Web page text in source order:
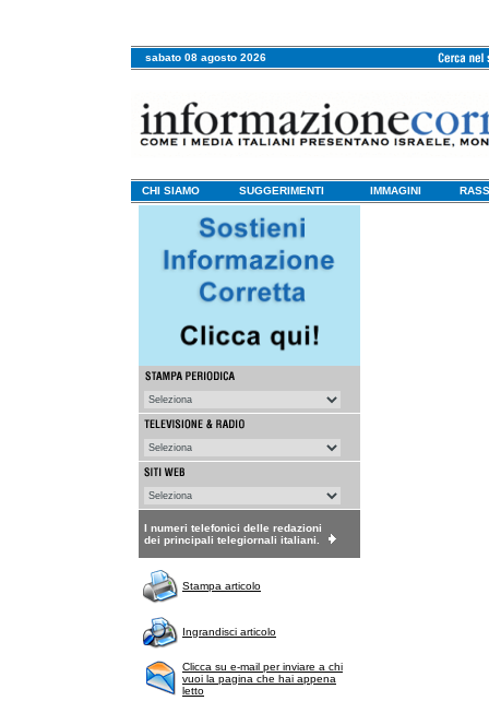
sabato 08 agosto 2026
CHI SIAMO SUGGERIMENTI IMMAGINI
I numeri telefonici delle redazioni
dei principali telegiornali italiani.
Stampa articolo
Ingrandisci articolo
Clicca su e-mail per inviare a chi
vuoi la pagina che hai appena
letto